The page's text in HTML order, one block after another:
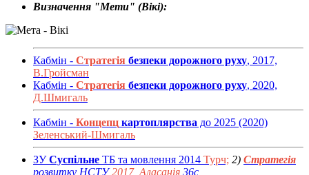
Визначення "Мети" (Вікі):
Кабмін - Стратегія безпеки дорожного руху, 2017,
В.Гройсман
Кабмін - Стратегія безпеки дорожного руху, 2020,
Д.Шмигаль
Кабмін - Концепц картоплярства до 2025 (2020)
Зеленський-Шмигаль
ЗУСуспільне ТБ та мовлення 2014 Турч; 2) Стратегія
розвитку НСТУ2017, Аласанія 36с